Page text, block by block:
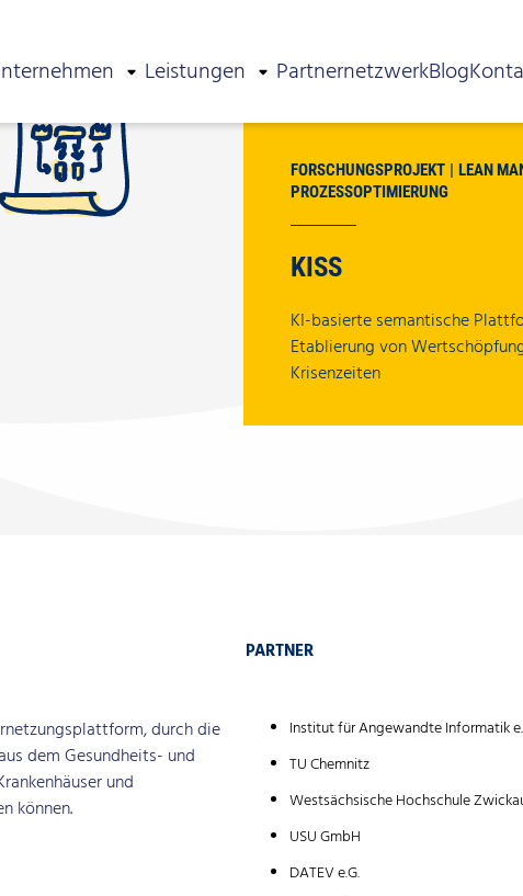
Leistungen PartnernetzwerkBlog
FORSCHUNGSPROJEKT
LEAN
PROZESSOPTIMIERUNG
KISS
KI-basierte semantische
Etablierung von
Krisenzeiten
durch die
dem Gesundheits- und
und
können.
PARTNER
Institut für Angewandte Informatik
TU Chemnitz
Westsächsische Hochschule
USU GmbH
DATEV e.G.